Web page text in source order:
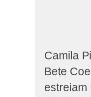
Camila
Bete
estreiam